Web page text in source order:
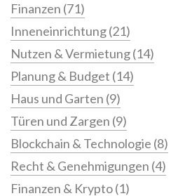
Finanzen (71)
Inneneinrichtung(21)
Nutzen & Vermietung(14)
Planung & Budget (14)
Haus und Garten (9)
Türen und Zargen (9)
Blockchain & Technologie (8)
Recht & Genehmigungen (4)
Finanzen & Krypto(1)